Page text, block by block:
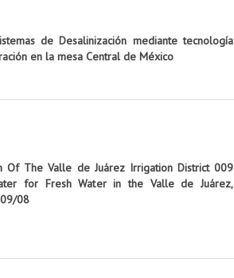
de Desalinización mediante tecnología
en la mesa Central de México
Of The Valle de Juárez Irrigation District 009
for Fresh Water in the Valle de Juárez,
08